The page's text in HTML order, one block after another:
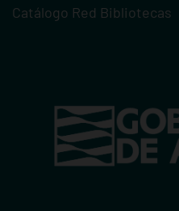
Catálogo Red Bibliotecas